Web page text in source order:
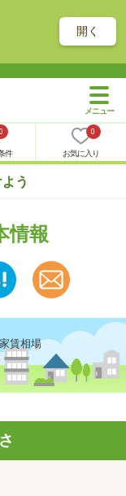
開く
0
件
0
お気に入り
う
情報
賃相場